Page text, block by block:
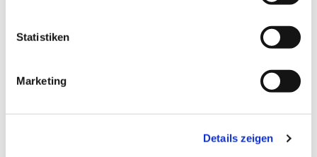
Statistiken
Marketing
Details zeigen
Dies könnte Sie auch